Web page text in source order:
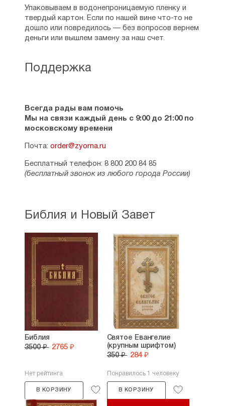
Поддержка
Всегда рады вам помочь
Мы на связи каждый день с 9:00 до 21:00 по
московскому времени
Почта: order@zyorna.ru
Бесплатный телефон: 8 800 200 84 85
(бесплатный звонок из любого города России)
Упаковываем в водонепроницаемую пленку и
твердый картон. Если по нашей вине что-то не
дошло или повредилось — без вопросов вернем
деньги или вышлем замену за наш счет.
Библия и Новый Завет
Библия
3500 ₽ 2765 ₽
Нет рейтинга
В КОРЗИНУ
Святое Евангелие
(крупным шрифтом)
350 ₽ 284 ₽
Понравилось 1 человеку
В КОРЗИНУ